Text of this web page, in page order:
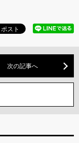
次の記事へ